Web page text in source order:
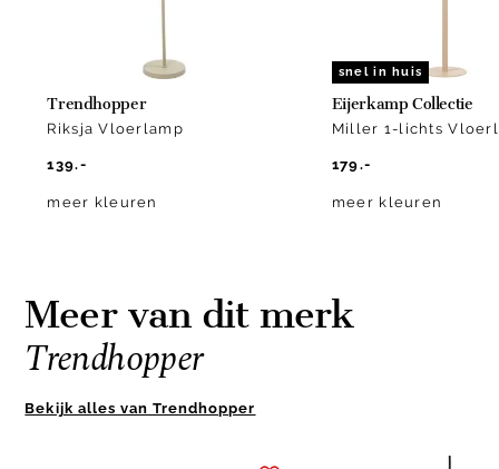
Trendhopper
Riksja Vloerlamp
139.-
meer kleuren
snel in huis
Eijerkamp Collectie
Miller 1-lichts
179.-
meer kleuren
Meer van dit merk
Trendhopper
Bekijk alles van Trendhopper